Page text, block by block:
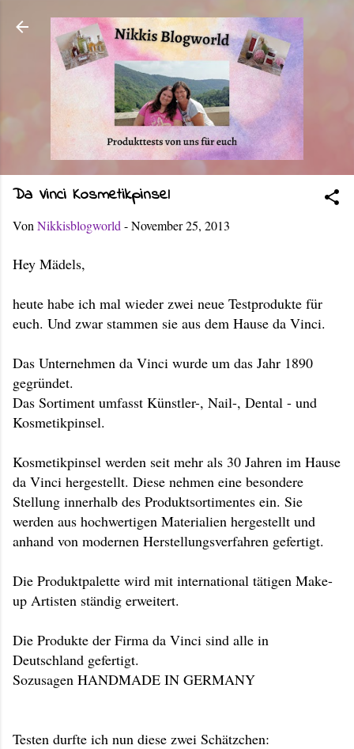
Direkt zum Hauptbereich
Da Vinci Kosmetikpinsel
Von Nikkisblogworld -November 25, 2013
Hey Mädels,
heute habe ich mal wieder zwei neue Testprodukte für
euch. Und zwar stammen sie aus dem Hause da Vinci.
Das Unternehmen da Vinci wurde um das Jahr 1890
gegründet.
Das Sortiment umfasst Künstler-, Nail-, Dental - und
Kosmetikpinsel.
Kosmetikpinsel werden seit mehr als 30 Jahren im Hause
da Vinci hergestellt. Diese nehmen eine besondere
Stellung innerhalb des Produktsortimentes ein. Sie
werden aus hochwertigen Materialien hergestellt und
anhand von modernen Herstellungsverfahren gefertigt.
Die Produktpalette wird mit international tätigen Make-
up Artisten ständig erweitert.
Die Produkte der Firma da Vinci sind alle in
Deutschland gefertigt.
Sozusagen HANDMADE IN GERMANY
Testen durfte ich nun diese zwei Schätzchen: